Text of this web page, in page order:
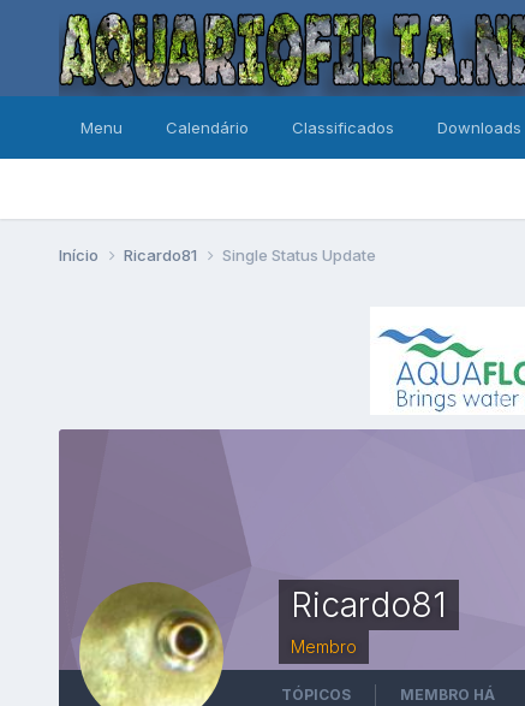
Menu Calendário Classificados Downloads
Início Ricardo81 Single Status Update
Ricardo81
Membro
TÓPICOS MEMBRO HÁ